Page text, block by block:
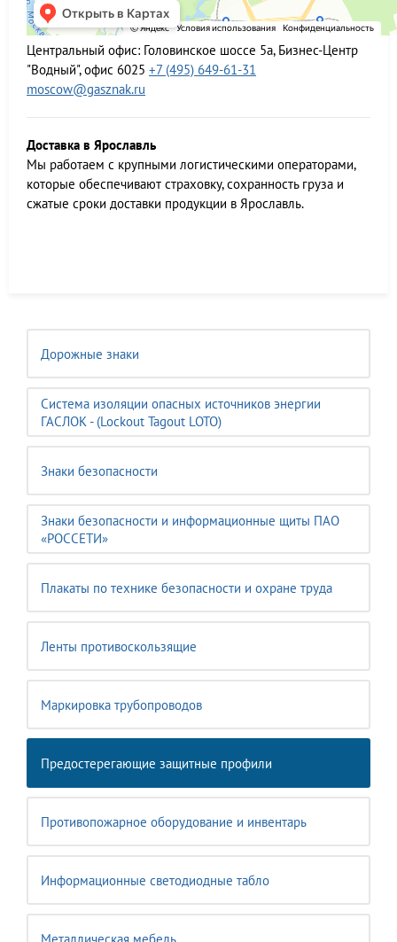
Дорожные знаки
Система изоляции опасных источников энергии
ГАСЛОК - (Lockout Tagout LOTO)
Знаки безопасности
Знаки безопасности и информационные щиты ПАО
«РОССЕТИ»
Плакаты по технике безопасности и охране труда
Ленты противоскользящие
Маркировка трубопроводов
Предостерегающие защитные профили
Противопожарное оборудование и инвентарь
Информационные светодиодные табло
Центральный офис: Головинское шоссе 5а, Бизнес-Центр
"Водный", офис 6025 +7 (495) 649-61-31
moscow@gasznak.ru
Доставка в Ярославль
Мы работаем c крупными логистическими операторами,
которые обеспечивают страховку, сохранность груза и
сжатые сроки доставки продукции в Ярославль.